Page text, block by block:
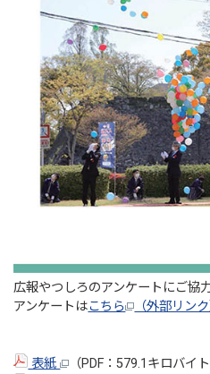
広報やつしろのアンケートにご協
アンケートはこちら （外部リンク
表紙
（PDF：579.1キロバイト